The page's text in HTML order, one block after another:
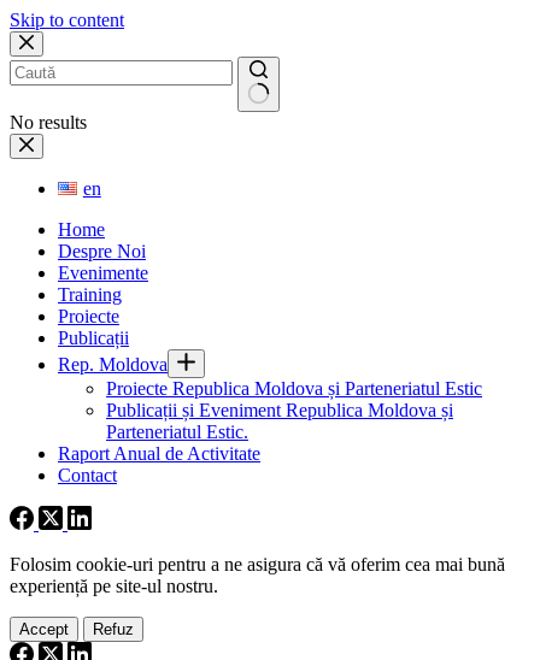
Skip to content
No results
en
Home
Despre Noi
Evenimente
Training
Proiecte
Publicații
Rep. Moldova
Proiecte Republica Moldova și Parteneriatul Estic
Publicații și Eveniment Republica Moldova și
Parteneriatul Estic.
Raport Anual de Activitate
Contact
Folosim cookie-uri pentru a ne asigura că vă oferim cea mai bună
experiență pe site-ul nostru.
Accept Refuz